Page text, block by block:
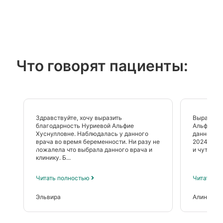
Что говорят пациенты:
Здравствуйте, хочу выразить
благодарность Нуриевой Альфие
Хуснулловне. Наблюдалась у данного
врача во время беременности. Ни разу не
пожалела что выбрала данного врача и
клинику. Б...
Читать полностью
Эльвира
Выражаю
Альфие
данного
2024-25
и
Читать
Алина